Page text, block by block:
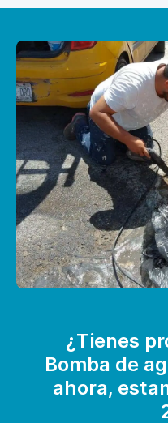
¿Tienes
Bomba de
ahora,